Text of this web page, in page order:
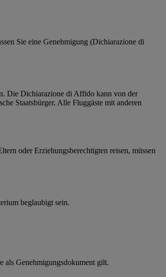
Sie eine Genehmigung (Dichiarazione di
Die Dichiarazione di Affido kann von der
Staatsbürger. Alle Fluggäste mit anderen
oder Erziehungsberechtigten reisen, müssen
beglaubigt sein.
als Genehmigungsdokument gilt.